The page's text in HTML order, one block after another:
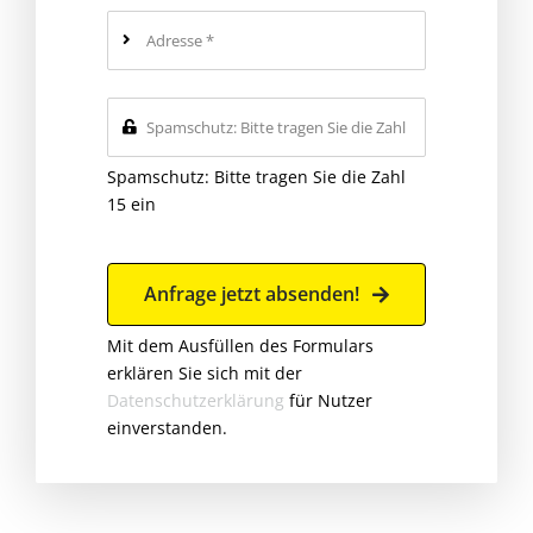
Spamschutz: Bitte tragen Sie die Zahl
15 ein
Anfrage jetzt absenden!
Mit dem Ausfüllen des Formulars
erklären Sie sich mit der
Datenschutzerklärung für Nutzer
einverstanden.